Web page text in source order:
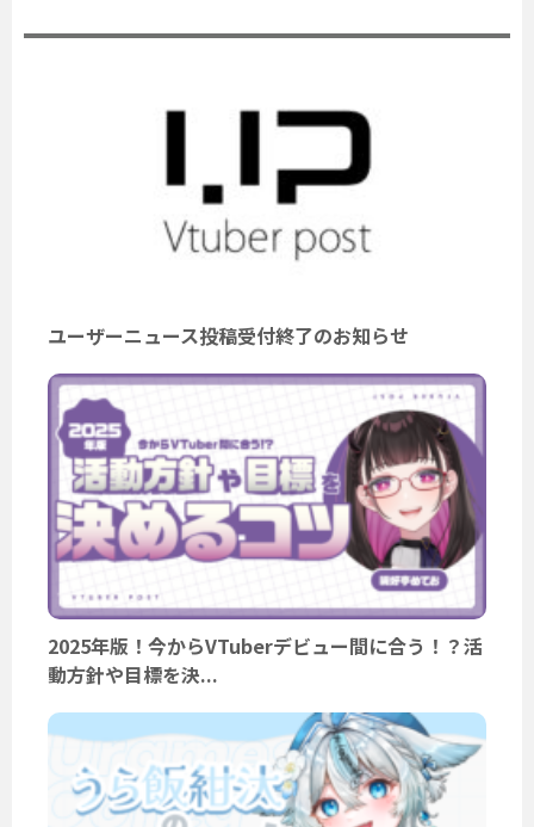
ユーザーニュース投稿受付終了のお知らせ
2025年版！今からVTuberデビュー間に合う！？活
動方針や目標を決...